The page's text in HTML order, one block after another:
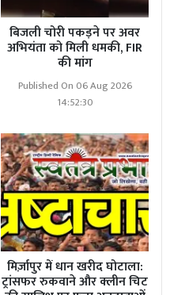
बिजली चोरी पकड़ने पर अवर
अभियंता को मिली धमकी, FIR
की मांग
Published On 06 Aug 2026
14:52:30
मिर्ज़ापुर में धान खरीद घोटाला:
ट्रांसफर रुकवाने और क्लीन चिट